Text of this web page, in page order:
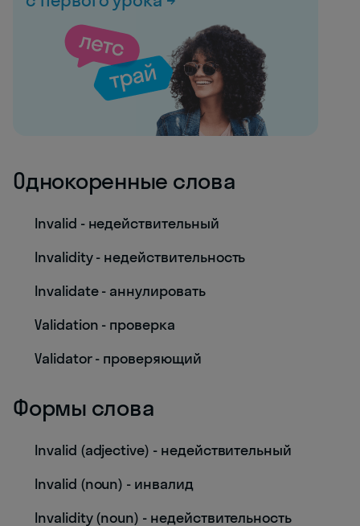
Однокоренные слова
Invalid - недействительный
Invalidity - недействительность
Invalidate - аннулировать
Validation - проверка
Validator - проверяющий
Формы слова
Invalid (adjective) - недействительный
Invalid (noun) - инвалид
Invalidity (noun) - недействительность